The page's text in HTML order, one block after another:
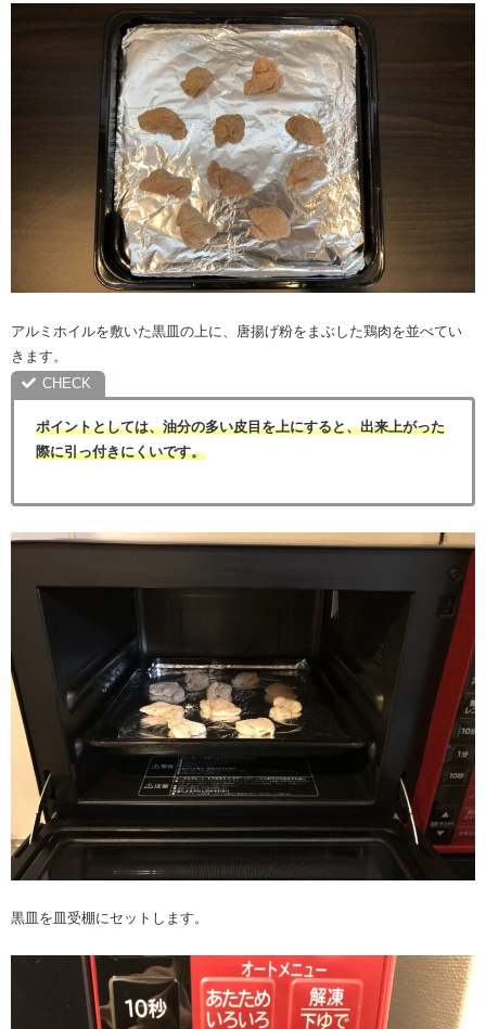
アルミホイルを敷いた黒皿の上に、唐揚げ粉をまぶした鶏肉を並べてい
きます。
ポイントとしては、油分の多い皮目を上にすると、出来上がった
際に引っ付きにくいです。
黒皿を皿受棚にセットします。